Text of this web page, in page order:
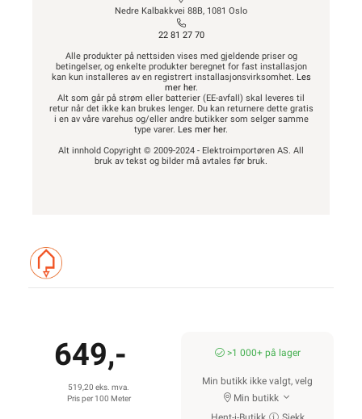
Nedre Kalbakkvei 88B, 1081 Oslo
22 81 27 70
Alle produkter på nettsiden vises med gjeldende priser og
betingelser, og enkelte produkter beregnet for fast installasjon
kan kun installeres av en registrert installasjonsvirksomhet. Les
mer her.
Alt som går på strøm eller batterier (EE-avfall) skal leveres til
retur når det ikke kan brukes lenger. Du kan returnere dette gratis
i en av våre varehus og/eller andre butikker som selger samme
type varer. Les mer her.
Alt innhold Copyright © 2009-2024 - Elektroimportøren AS. All
bruk av tekst og bilder må avtales før bruk.
649,-
519,20 eks. mva.
Pris per 100 Meter
>1 000+ på lager
Min butikk ikke valgt, velg
Min butikk